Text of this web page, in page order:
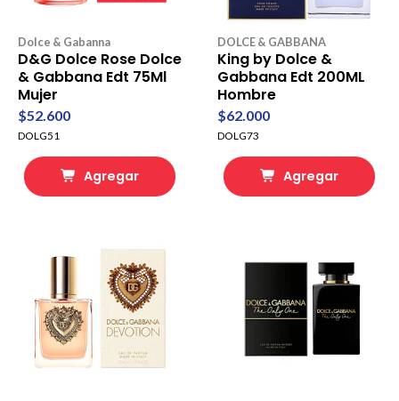
Dolce & Gabanna
D&G Dolce Rose Dolce
& Gabbana Edt 75Ml
Mujer
$52.600
DOLG51
Agregar
DOLCE & GABBANA
King by Dolce &
Gabbana Edt 200ML
Hombre
$62.000
DOLG73
Agregar